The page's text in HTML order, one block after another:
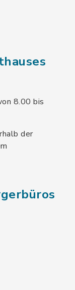
8.00 bis
der